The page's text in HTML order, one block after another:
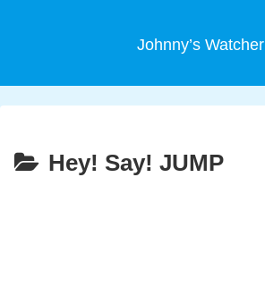
Johnny’s Watcher
Hey! Say! JUMP